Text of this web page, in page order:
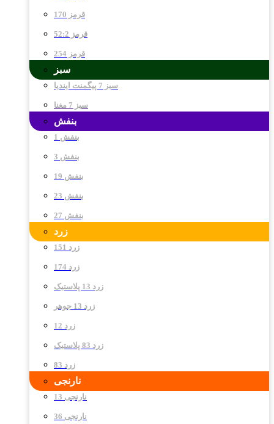
قرمز 170
قرمز 52:2
قرمز 254
سبز
سبز 7 پیگمنت ایندیا
سبز 7 مغنا
بنفش
بنفش 1
بنفش 3
بنفش 19
بنفش 23
بنفش 27
زرد
زرد 151
زرد 174
زرد 13 پلاستیک
زرد 13 جوهر
زرد 12
زرد 83 پلاستیک
زرد 83
نارنجی
نارنجی 13
نارنجی 36